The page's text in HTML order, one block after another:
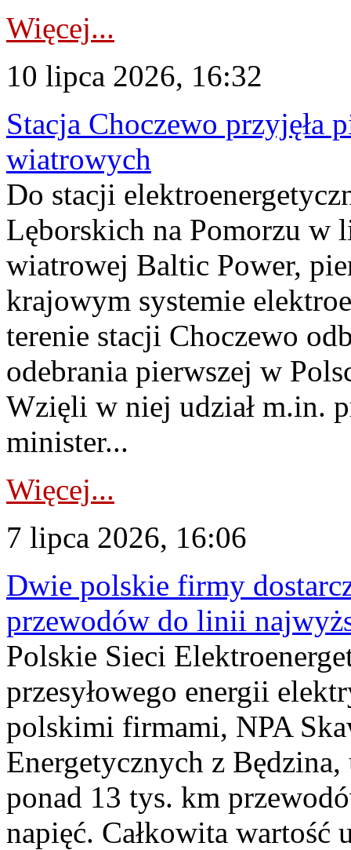
Więcej...
10 lipca 2026, 16:32
Stacja Choczewo przyjęła
wiatrowych
Do stacji
Lęborskich na Pomorzu w
wiatrowej Baltic Power,
krajowym systemie
terenie stacji Choczewo
odebrania pierwszej w
Wzięli w niej udział m.in.
minister...
Więcej...
7 lipca 2026, 16:06
Dwie polskie firmy
przewodów do linii
Polskie Sieci
przesyłowego energii
polskimi firmami, NPA
Energetycznych z
ponad 13 tys. km
napięć. Całkowita